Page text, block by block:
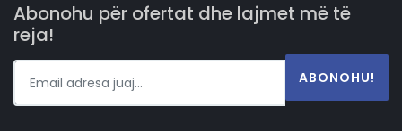
Abonohu për ofertat dhe lajmet më të
reja!
ABONOHU!